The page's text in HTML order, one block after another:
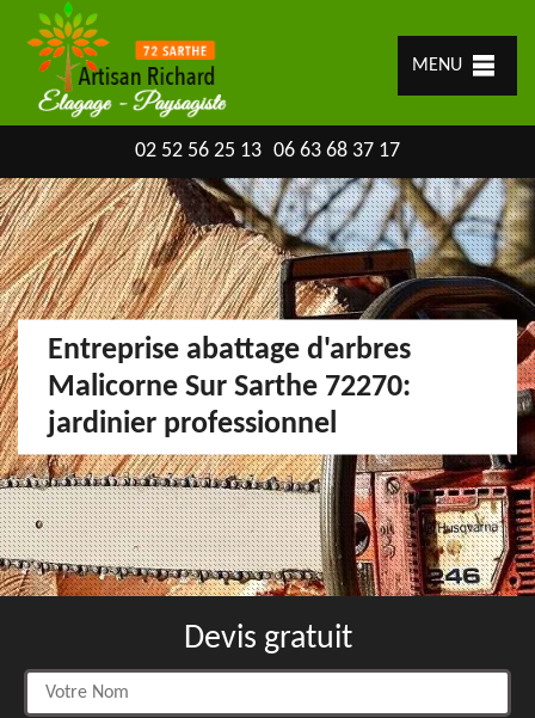
MENU
02 52 56 25 13 06 63 68 37 17
Entreprise abattage d'arbres
Malicorne Sur Sarthe 72270:
jardinier professionnel
Devis gratuit